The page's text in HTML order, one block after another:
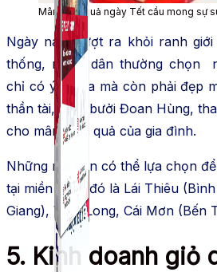
Mâm ngũ quả ngày Tết cầu mong sự
Ngày nay, vượt ra khỏi ranh
thống, người dân thường chọn
chỉ có ý nghĩa mà còn phải đẹp
thần tài, dứa, bưởi Đoan Hùng,
cho mâm ngũ quả của gia đình.
Những nơi bạn có thể lựa chọn
tại miền Nam đó là Lái Thiêu
Giang), Vĩnh Long, Cái Mơn (Bến
5. Kinh doanh giỏ